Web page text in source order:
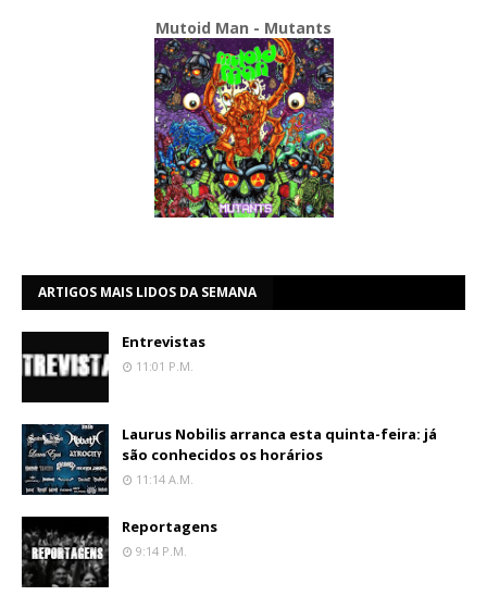
Mutoid Man - Mutants
ARTIGOS MAIS LIDOS DA SEMANA
Entrevistas
11:01 P.m.
Laurus Nobilis arranca esta quinta-feira: já
são conhecidos os horários
11:14 A.m.
Reportagens
9:14 P.m.